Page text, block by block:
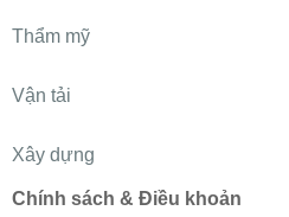
Thẩm mỹ
Vận tải
Xây dựng
Chính sách & Điều khoản